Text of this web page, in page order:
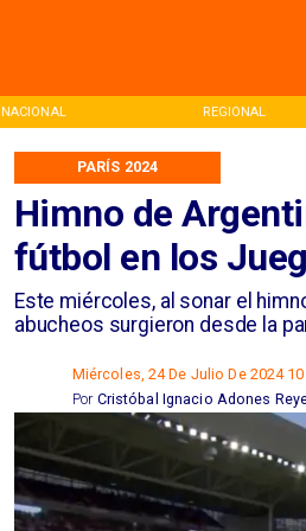
NACIONAL REGIONAL
Himno de
fútbol en los
​Este miércoles, al sonar el
abucheos surgieron desde la
PARÍS 2024
Miércoles, 24 De Julio De 2024
Cristóbal Ignacio Adones
Por